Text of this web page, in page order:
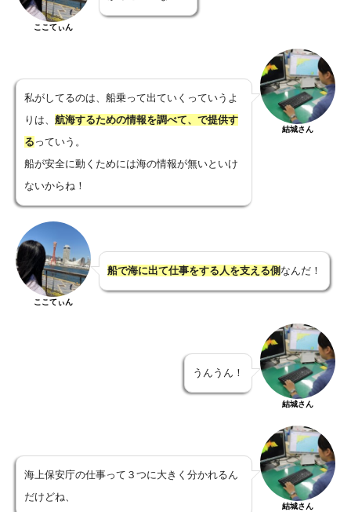
ここてぃん
私がしてるのは、船乗って出ていくっていうよ
りは、 航海するための情報を調べて、で提供す
る っていう。
船が安全に動くためには海の情報が無いといけ
ないからね！
結城さん
ここてぃん
船で海に出て仕事をする人を支える側 なんだ！
うんうん！
結城さん
海上保安庁の仕事って３つに大きく分かれるん
だけどね、
結城さん